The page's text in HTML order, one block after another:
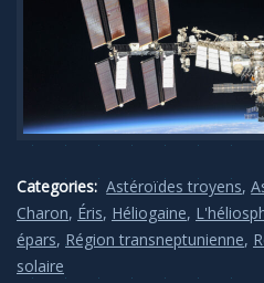
Categories: Astéroïdes troyens,
Charon, Éris, Héliogaine,
épars, Région transneptunienne,
solaire